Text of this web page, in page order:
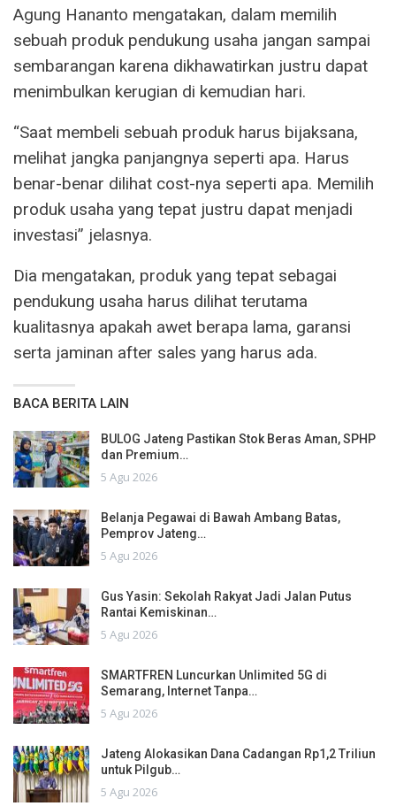
Agung Hananto mengatakan, dalam memilih
sebuah produk pendukung usaha jangan sampai
sembarangan karena dikhawatirkan justru dapat
menimbulkan kerugian di kemudian hari.
“Saat membeli sebuah produk harus bijaksana,
melihat jangka panjangnya seperti apa. Harus
benar-benar dilihat cost-nya seperti apa. Memilih
produk usaha yang tepat justru dapat menjadi
investasi” jelasnya.
Dia mengatakan, produk yang tepat sebagai
pendukung usaha harus dilihat terutama
kualitasnya apakah awet berapa lama, garansi
serta jaminan after sales yang harus ada.
BACA BERITA LAIN
BULOG Jateng Pastikan Stok Beras Aman, SPHP
dan Premium…
5 Agu 2026
Belanja Pegawai di Bawah Ambang Batas,
Pemprov Jateng…
5 Agu 2026
Gus Yasin: Sekolah Rakyat Jadi Jalan Putus
Rantai Kemiskinan…
5 Agu 2026
SMARTFREN Luncurkan Unlimited 5G di
Semarang, Internet Tanpa…
5 Agu 2026
Jateng Alokasikan Dana Cadangan Rp1,2 Triliun
untuk Pilgub…
5 Agu 2026